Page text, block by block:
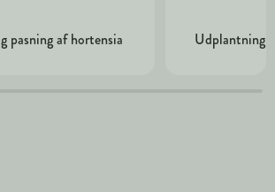
pasning af hortensia Udplantning